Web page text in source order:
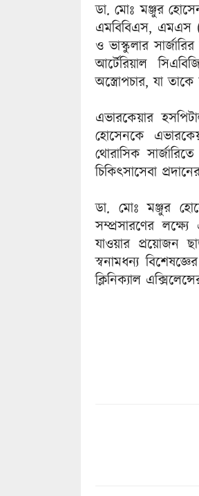
ডা. মোঃ মঞ্জুর
এমবিবিএস, এমএস
ও ভাস্কুলার
আর্টেরিয়াল
অস্ত্রোপচার, যা
এভারকেয়ার
হোসেনকে
থোরাসিক
চিকিৎসাসেবা
ডা. মোঃ মঞ্জুর
সম্প্রসারণের
যাওয়ার প্রয়োজন
স্বনামধন্য
ক্লিনিক্যাল